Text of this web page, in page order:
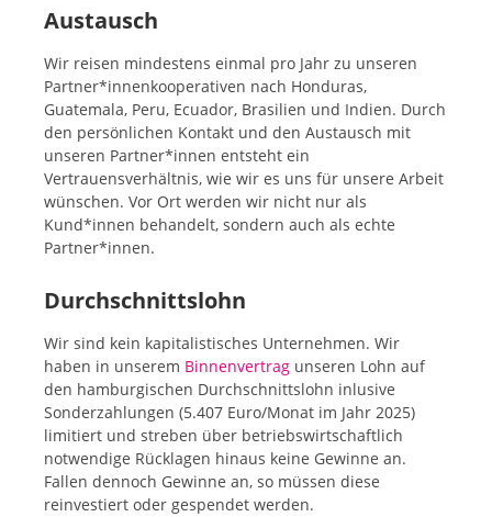
Austausch
Wir reisen mindestens einmal pro Jahr zu unseren
Partner*innenkooperativen nach Honduras,
Guatemala, Peru, Ecuador, Brasilien und Indien. Durch
den persönlichen Kontakt und den Austausch mit
unseren Partner*innen entsteht ein
Vertrauensverhältnis, wie wir es uns für unsere Arbeit
wünschen. Vor Ort werden wir nicht nur als
Kund*innen behandelt, sondern auch als echte
Partner*innen.
Durchschnittslohn
Wir sind kein kapitalistisches Unternehmen. Wir
haben in unserem Binnenvertrag unseren Lohn auf
den hamburgischen Durchschnittslohn inlusive
Sonderzahlungen (5.407 Euro/Monat im Jahr 2025)
limitiert und streben über betriebswirtschaftlich
notwendige Rücklagen hinaus keine Gewinne an.
Fallen dennoch Gewinne an, so müssen diese
reinvestiert oder gespendet werden.